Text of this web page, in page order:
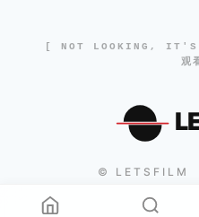
[ NOT LOOKING, IT'S
观
© LETSFILM